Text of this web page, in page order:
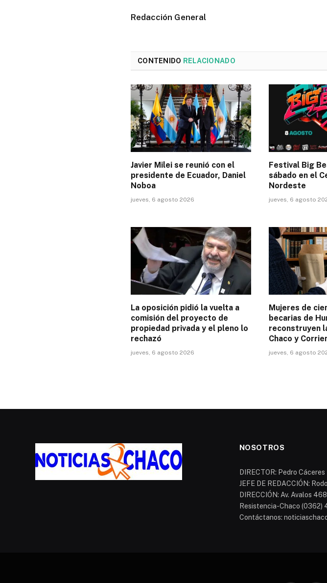
Redacción General
CONTENIDO RELACIONADO
Javier Milei se reunió con el
presidente de Ecuador, Daniel
Noboa
jueves, 6 agosto 2026
Festival Big
sábado en el
Nordeste
jueves, 6 agosto
La oposición pidió la vuelta a
comisión del proyecto de
propiedad privada y el pleno lo
rechazó
jueves, 6 agosto 2026
Mujeres de
becarias de
reconstruyen
Chaco y
jueves, 6 agosto
NOSOTROS
DIRECTOR: Pedro Cáceres
JEFE DE REDACCIÓN:
DIRECCIÓN: Av. Avalos
Resistencia-Chaco (0362)
Contáctanos: